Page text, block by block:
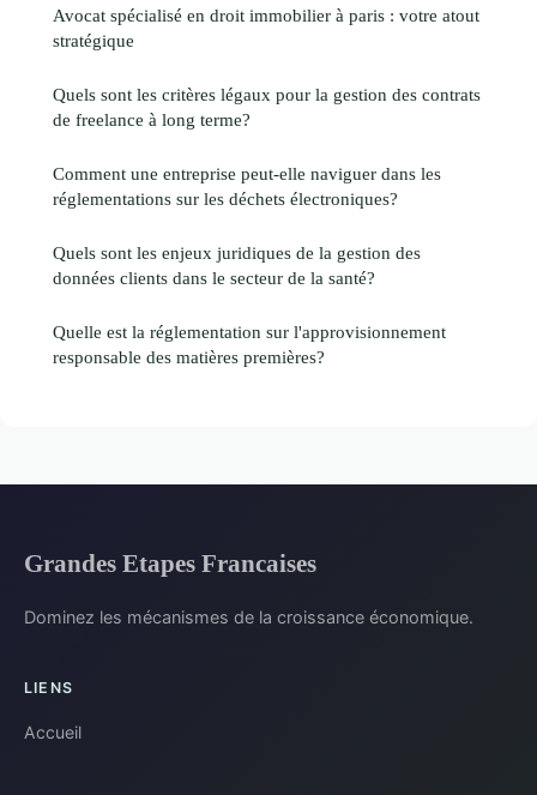
Avocat spécialisé en droit immobilier à paris : votre atout
stratégique
Quels sont les critères légaux pour la gestion des contrats
de freelance à long terme?
Comment une entreprise peut-elle naviguer dans les
réglementations sur les déchets électroniques?
Quels sont les enjeux juridiques de la gestion des
données clients dans le secteur de la santé?
Quelle est la réglementation sur l'approvisionnement
responsable des matières premières?
Grandes Etapes Francaises
Dominez les mécanismes de la croissance économique.
LIENS
Accueil